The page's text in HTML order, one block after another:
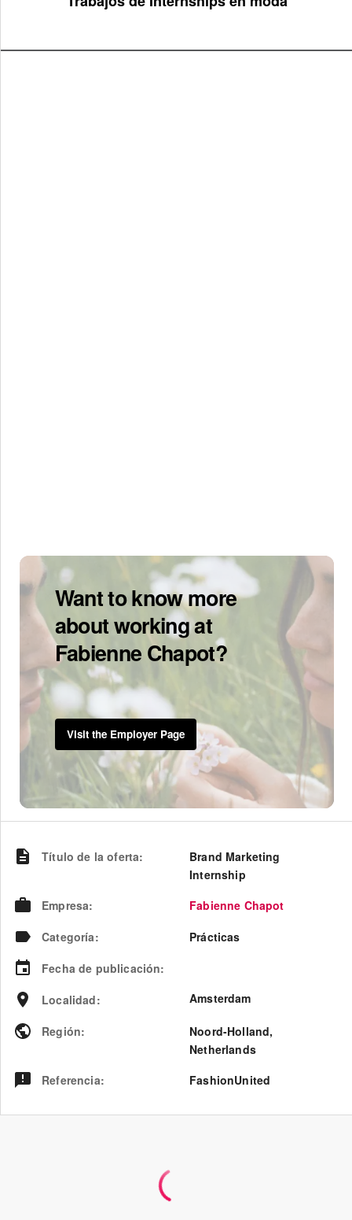
Want to know more
about working at
Fabienne Chapot?
Visit the Employer Page
Título de la oferta:
Brand Marketing
Internship
Empresa:
Fabienne Chapot
Categoría:
Prácticas
Fecha de publicación:
Localidad: Amsterdam
Región: Noord-Holland,
Netherlands
Referencia: FashionUnited